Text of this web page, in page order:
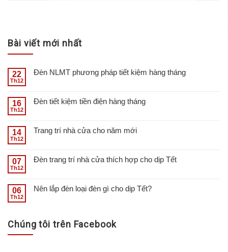
Bài viết mới nhất
22
Th12
Đèn NLMT phương pháp tiết kiệm hàng tháng
16
Th12
Đèn tiết kiệm tiền điện hàng tháng
14
Th12
Trang trí nhà cửa cho năm mới
07
Th12
Đèn trang trí nhà cửa thích hợp cho dịp Tết
06
Th12
Nên lắp đèn loại đèn gì cho dịp Tết?
Chúng tôi trên Facebook